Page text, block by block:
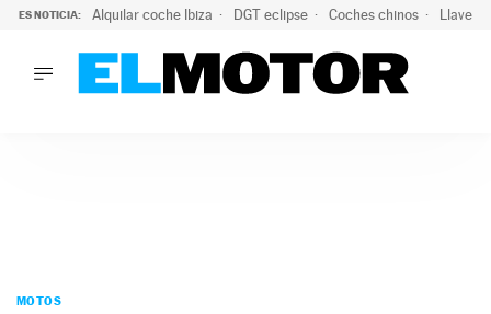
ES NOTICIA: Alquilar coche Ibiza DGT eclipse Coches chinos Llaves
PODCAST
MOTOS